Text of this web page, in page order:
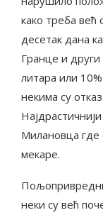
како треба већ
десетак дана
Гранце и
литара или
некима су
Милановца где
мекаре.
неки су већ